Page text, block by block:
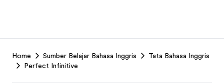
Footer
Home Sumber Belajar Bahasa Inggris
Tata Bahasa Inggris
Perfect Infinitive